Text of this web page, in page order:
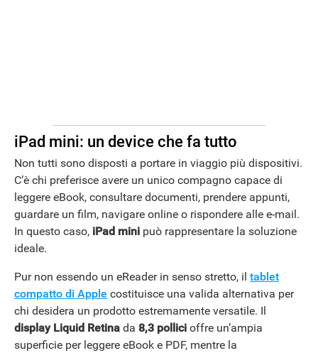
iPad mini: un device che fa tutto
Non tutti sono disposti a portare in viaggio più dispositivi.
C’è chi preferisce avere un unico compagno capace di
leggere eBook, consultare documenti, prendere appunti,
guardare un film, navigare online o rispondere alle e-mail.
In questo caso, iPad mini può rappresentare la soluzione
ideale.
Pur non essendo un eReader in senso stretto, il tablet
compatto di Apple costituisce una valida alternativa per
chi desidera un prodotto estremamente versatile. Il
display Liquid Retina da 8,3 pollici offre un’ampia
superficie per leggere eBook e PDF, mentre la